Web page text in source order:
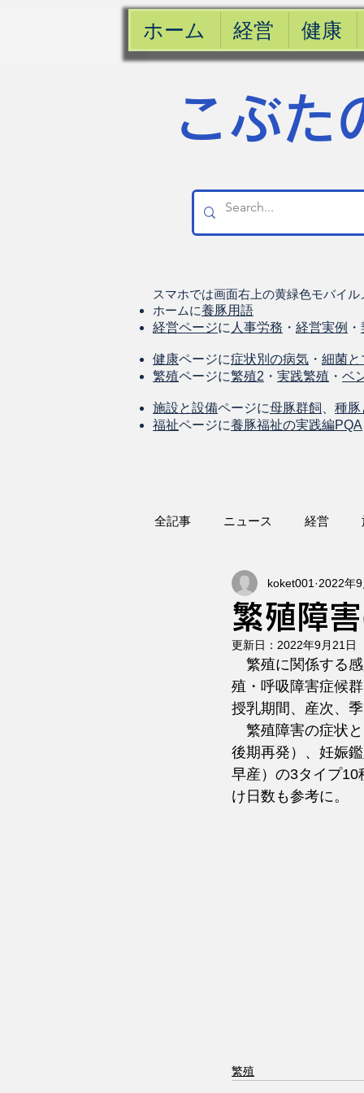
ホーム 経営 健康
こぶた
スマホでは画面右上の黄緑色モバイ
ホームに養豚用語
経営ページに 人事労務 ・ 経営実例 ・
健康ページに症状別の病気 ・ 細菌と
繁殖ページに繁殖2 ・ 実践繁殖 ・ ベ
施設と設備ページに母豚群飼
種豚
福祉ページに養豚福祉の実践編PQA
全記事 ニュース 経営
繁殖障
koket001 2022年
更新日： 2022年9月21日
繁殖に関係する感
殖・呼吸障害症候
授乳期間、産次、
繁殖障害の症状と
後期再発）、妊娠
早産）の3タイプ10
け日数も参考に。
繁殖